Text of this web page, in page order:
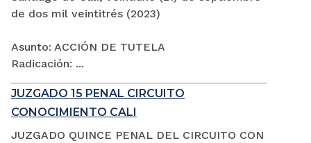
de dos mil veintitrés (2023)
Asunto: ACCIÓN DE TUTELA
Radicación: ...
JUZGADO 15 PENAL CIRCUITO
CONOCIMIENTO CALI
JUZGADO QUINCE PENAL DEL CIRCUITO CON